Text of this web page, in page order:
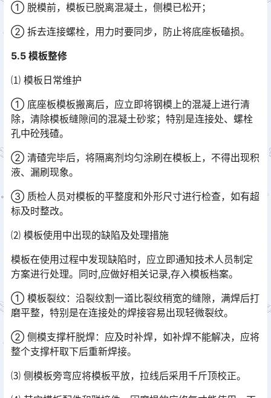
① 脱模前，模板已脱离混凝土，侧模已松开；
② 拆去连接螺栓，用力时要同步，防止将底座板磕损。
5.5 模板整修
⑴ 模板日常维护
① 底座板模板搬离后，应立即将钢模上的混凝上进行清
除，清除模板缝隙间的混凝土砂浆；特别是连接处、螺栓
孔中砼残碴。
② 清碴完毕后，将隔离剂均匀涂刷在模板上，不得出现积
液、漏刷现象。
③ 质检人员对模板的平整度和外形尺寸进行检查，如有超
标及时整改。
⑵ 模板使用中出现的缺陷及处理措施
模板在使用过程中发现缺陷时，应立即通知技术人员制定
方案进行处理。同时,应做好相关记录,存入模板档案。
① 模板裂纹：沿裂纹割一道比裂纹稍宽的缝隙，满焊后打
磨平整，特别是在连接处的焊接容易出现轻微裂纹。
② 侧模支撑杆脱焊：应及时补焊，如补焊不能解决，应将
整个支撑杆取下后重新焊接。
⑶ 侧模板旁弯应将模板平放，拉线后采用千斤顶校正。